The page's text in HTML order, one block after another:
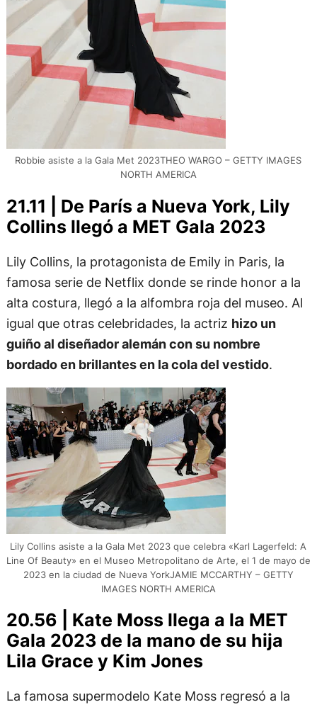
Robbie asiste a la Gala Met 2023THEO WARGO – GETTY IMAGES
NORTH AMERICA
21.11 | De París a Nueva York, Lily
Collins llegó a MET Gala 2023
Lily Collins, la protagonista de Emily in Paris, la
famosa serie de Netflix donde se rinde honor a la
alta costura, llegó a la alfombra roja del museo. Al
igual que otras celebridades, la actriz hizo un
guiño al diseñador alemán con su nombre
bordado en brillantes en la cola del vestido.
Lily Collins asiste a la Gala Met 2023 que celebra «Karl Lagerfeld: A
Line Of Beauty» en el Museo Metropolitano de Arte, el 1 de mayo de
2023 en la ciudad de Nueva YorkJAMIE MCCARTHY – GETTY
IMAGES NORTH AMERICA
20.56 | Kate Moss llega a la MET
Gala 2023 de la mano de su hija
Lila Grace y Kim Jones
La famosa supermodelo Kate Moss regresó a la